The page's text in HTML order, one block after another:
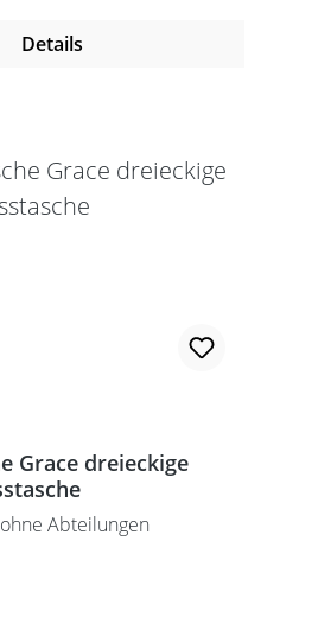
Details
Grace dreieckige
Abteilungen